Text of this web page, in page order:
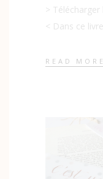
>
< Dans ce
READ MORE